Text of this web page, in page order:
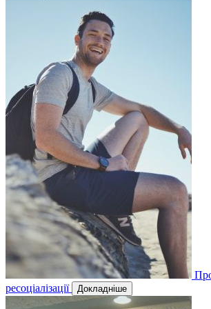
ресоціалізації
Докладніше